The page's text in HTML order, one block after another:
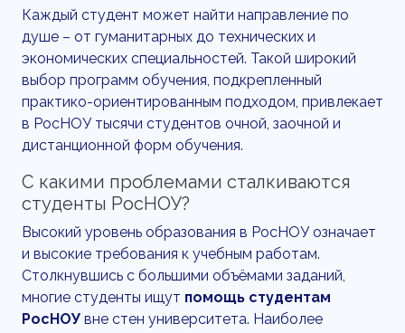
Каждый студент может найти направление по
душе – от гуманитарных до технических и
экономических специальностей. Такой широкий
выбор программ обучения, подкрепленный
практико-ориентированным подходом, привлекает
в РосНОУ тысячи студентов очной, заочной и
дистанционной форм обучения.
С какими проблемами сталкиваются
студенты РосНОУ?
Высокий уровень образования в РосНОУ означает
и высокие требования к учебным работам.
Столкнувшись с большими объёмами заданий,
многие студенты ищут помощь студентам
РосНОУ вне стен университета. Наиболее